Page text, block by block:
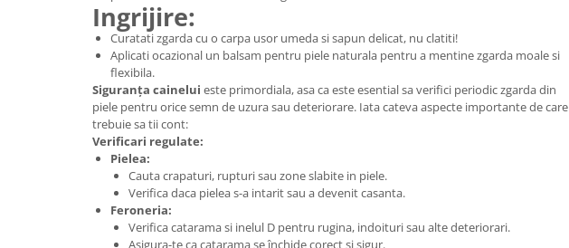
Ingrijire:
Curatati zgarda cu o carpa usor umeda si sapun delicat, nu clatiti!
Aplicati ocazional un balsam pentru piele naturala pentru a mentine zgarda moale si
flexibila.
Siguranța cainelui este primordiala, asa ca este esential sa verifici periodic zgarda din
piele pentru orice semn de uzura sau deteriorare. Iata cateva aspecte importante de care
trebuie sa tii cont:
Verificari regulate:
Pielea:
Cauta crapaturi, rupturi sau zone slabite in piele.
Verifica daca pielea s-a intarit sau a devenit casanta.
Feroneria:
Verifica catarama si inelul D pentru rugina, indoituri sau alte deteriorari.
Asigura-te ca catarama se închide corect si sigur.